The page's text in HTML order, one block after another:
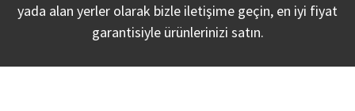
yada alan yerler olarak bizle iletişime geçin, en iyi fiyat
garantisiyle ürünlerinizi satın.